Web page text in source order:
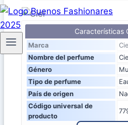
Características
Marca
Nombre del perfume
Género
Tipo de perfume
País de origen
Código universal de
producto